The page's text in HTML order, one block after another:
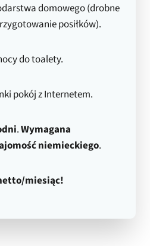
domowego (drobne
posiłków).
do toalety.
pokój z Internetem.
.Wymagana
niemieckiego.
miesiąc!